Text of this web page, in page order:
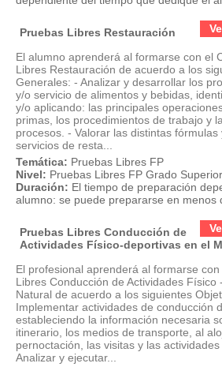
Pruebas Libres Restauración
El alumno aprenderá al formarse con el
Libres Restauración de acuerdo a los
Generales: - Analizar y desarrollar los
y/o servicio de alimentos y bebidas,
y/o aplicando: las principales
primas, los procedimientos de trabajo y
procesos. - Valorar las distintas fórmulas
servicios de resta...
Temática: Pruebas Libres FP
Nivel: Pruebas Libres FP Grado Superior
Duración: El tiempo de preparación
alumno: se puede prepararse en menos
Pruebas Libres Conducción de
Actividades Físico-deportivas en el
El profesional aprenderá al formarse
Libres Conducción de Actividades Físico
Natural de acuerdo a los siguientes
Implementar actividades de conducción
estableciendo la información necesaria
itinerario, los medios de transporte, al
pernoctación, las visitas y las
Analizar y ejecutar...